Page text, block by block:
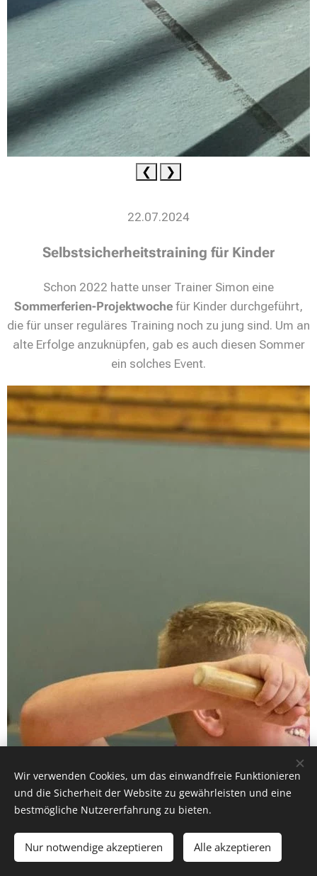
❮ ❯
22.07.2024
Selbstsicherheitstraining für Kinder
Schon 2022 hatte unser Trainer Simon eine
Sommerferien-Projektwoche für Kinder durchgeführt,
die für unser reguläres Training noch zu jung sind. Um an
alte Erfolge anzuknüpfen, gab es auch diesen Sommer
ein solches Event.
Wir verwenden Cookies, um das einwandfreie Funktionieren
und die Sicherheit der Website zu gewährleisten und eine
bestmögliche Nutzererfahrung zu bieten.
Nur notwendige akzeptieren Alle akzeptieren